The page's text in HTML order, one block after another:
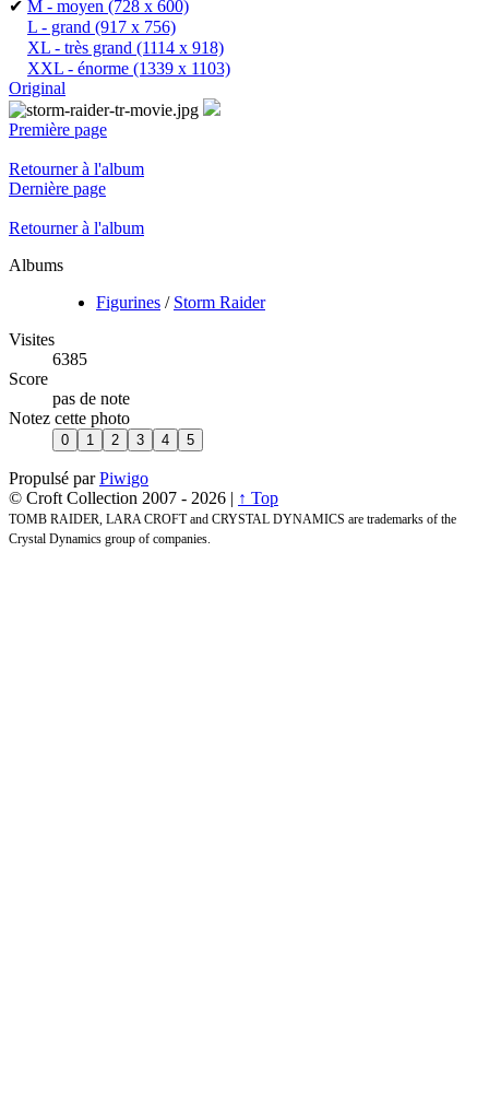
✔ M - moyen (728 x 600)
L - grand (917 x 756)
XL - très grand (1114 x 918)
XXL - énorme (1339 x 1103)
Original
Première page
Retourner à l'album
Dernière page
Retourner à l'album
Albums
Figurines / Storm Raider
Visites
6385
Score
pas de note
Notez cette photo
Propulsé parPiwigo
© Croft Collection 2007 - 2026 | ↑ Top
TOMB RAIDER, LARA CROFT and CRYSTAL DYNAMICS are trademarks of the
Crystal Dynamics group of companies.